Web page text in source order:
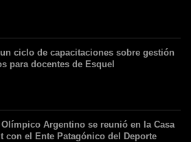
ciclo de capacitaciones sobre gestión
para docentes de Esquel
Argentino se reunió en la Casa
con el Ente Patagónico del Deporte